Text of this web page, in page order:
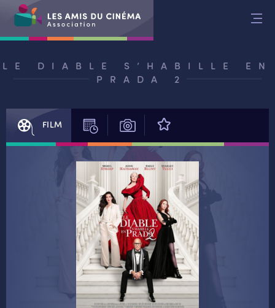
LE DIABLE S’HABILLE EN
PRADA 2
FILM SÉANCES PHOTOS